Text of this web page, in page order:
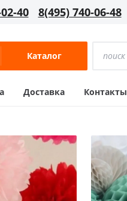
40 8(495) 740-06-48
Каталог
Доставка Контакты